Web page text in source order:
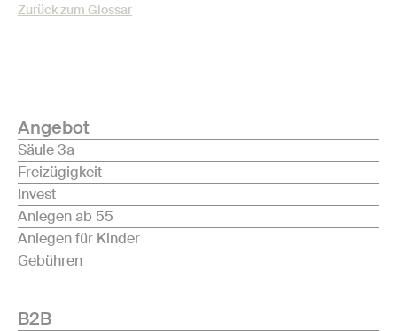
Zurück zum Glossar
Angebot
Säule 3a
Freizügigkeit
Invest
Anlegen ab 55
Anlegen für Kinder
Gebühren
B2B